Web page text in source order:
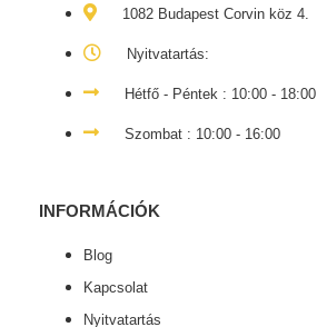
1082 Budapest Corvin köz 4.
Nyitvatartás:
Hétfő - Péntek : 10:00 - 18:00
Szombat : 10:00 - 16:00
INFORMÁCIÓK
Blog
Kapcsolat
Nyitvatartás